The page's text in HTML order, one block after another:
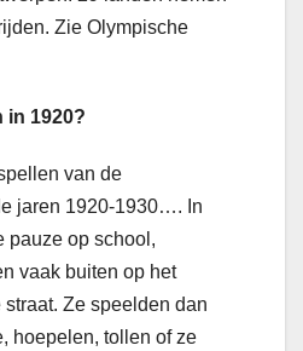
Zie Olympische
in 1920?
van de
jaren 1920-1930…. In
pauze op school,
vaak buiten op het
Ze speelden dan
hoepelen, tollen of ze